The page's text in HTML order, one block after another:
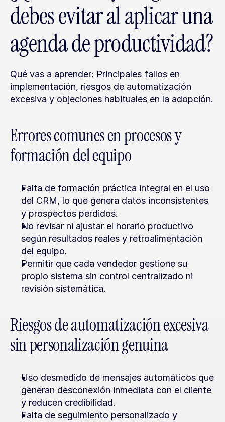
debes evitar al aplicar una
agenda de productividad?
Qué vas a aprender: Principales fallos en
implementación, riesgos de automatización
excesiva y objeciones habituales en la adopción.
Errores comunes en procesos y
formación del equipo
Falta de formación práctica integral en el uso
del CRM, lo que genera datos inconsistentes
y prospectos perdidos.
No revisar ni ajustar el horario productivo
según resultados reales y retroalimentación
del equipo.
Permitir que cada vendedor gestione su
propio sistema sin control centralizado ni
revisión sistemática.
Riesgos de automatización excesiva
sin personalización genuina
Uso desmedido de mensajes automáticos que
generan desconexión inmediata con el cliente
y reducen credibilidad.
Falta de seguimiento personalizado y